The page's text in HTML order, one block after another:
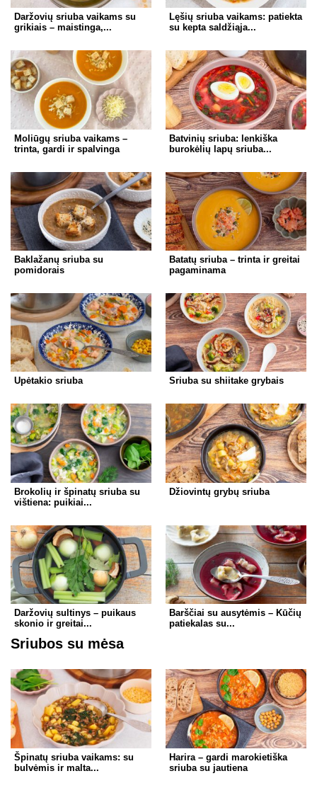
Daržovių sriuba vaikams su
grikiais – maistinga,...
Lęšių sriuba vaikams: patiekta
su kepta saldžiąja...
Moliūgų sriuba vaikams –
trinta, gardi ir spalvinga
Batvinių sriuba: lenkiška
burokėlių lapų sriuba...
Baklažanų sriuba su
pomidorais
Batatų sriuba – trinta ir greitai
pagaminama
Upėtakio sriuba Sriuba su shiitake grybais
Brokolių ir špinatų sriuba su
vištiena: puikiai...
Džiovintų grybų sriuba
Daržovių sultinys – puikaus
skonio ir greitai...
Barščiai su ausytėmis – Kūčių
patiekalas su...
Sriubos su mėsa
Špinatų sriuba vaikams: su
bulvėmis ir malta...
Harira – gardi marokietiška
sriuba su jautiena